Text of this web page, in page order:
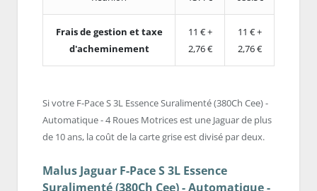
Frais de gestion et taxe
d'acheminement
11 € +
2,76 €
11 € +
2,76 €
Si votre F-Pace S 3L Essence Suralimenté (380Ch Cee) -
Automatique - 4 Roues Motrices est une Jaguar de plus
de 10 ans, la coût de la carte grise est divisé par deux.
Malus Jaguar F-Pace S 3L Essence
Suralimenté (380Ch Cee) - Automatique -